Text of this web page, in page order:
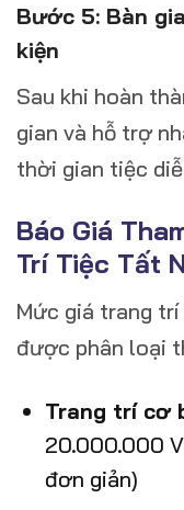
Bước 5: Bàn
kiện
Sau khi hoàn
gian và hỗ trợ
thời gian tiệc
Báo Giá
Trí Tiệc Tất
Mức giá trang
được phân loại
Trang trí cơ
20.000.000
đơn giản)